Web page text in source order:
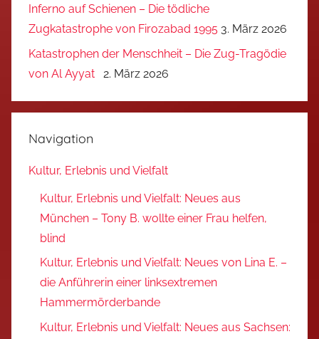
Inferno auf Schienen – Die tödliche
Zugkatastrophe von Firozabad 1995 3. März 2026
Katastrophen der Menschheit – Die Zug-Tragödie
von Al Ayyat
2. März 2026
Navigation
Kultur, Erlebnis und Vielfalt
Kultur, Erlebnis und Vielfalt: Neues aus
München – Tony B. wollte einer Frau helfen,
blind
Kultur, Erlebnis und Vielfalt: Neues von Lina E. –
die Anführerin einer linksextremen
Hammermörderbande
Kultur, Erlebnis und Vielfalt: Neues aus Sachsen: